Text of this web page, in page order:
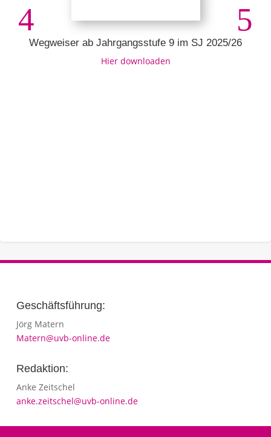
Wegweiser ab Jahrgangsstufe 9 im SJ 2025/26
Hier downloaden
Geschäftsführung:
Jörg Matern
Matern@uvb-online.de
Redaktion:
Anke Zeitschel
anke.zeitschel@uvb-online.de